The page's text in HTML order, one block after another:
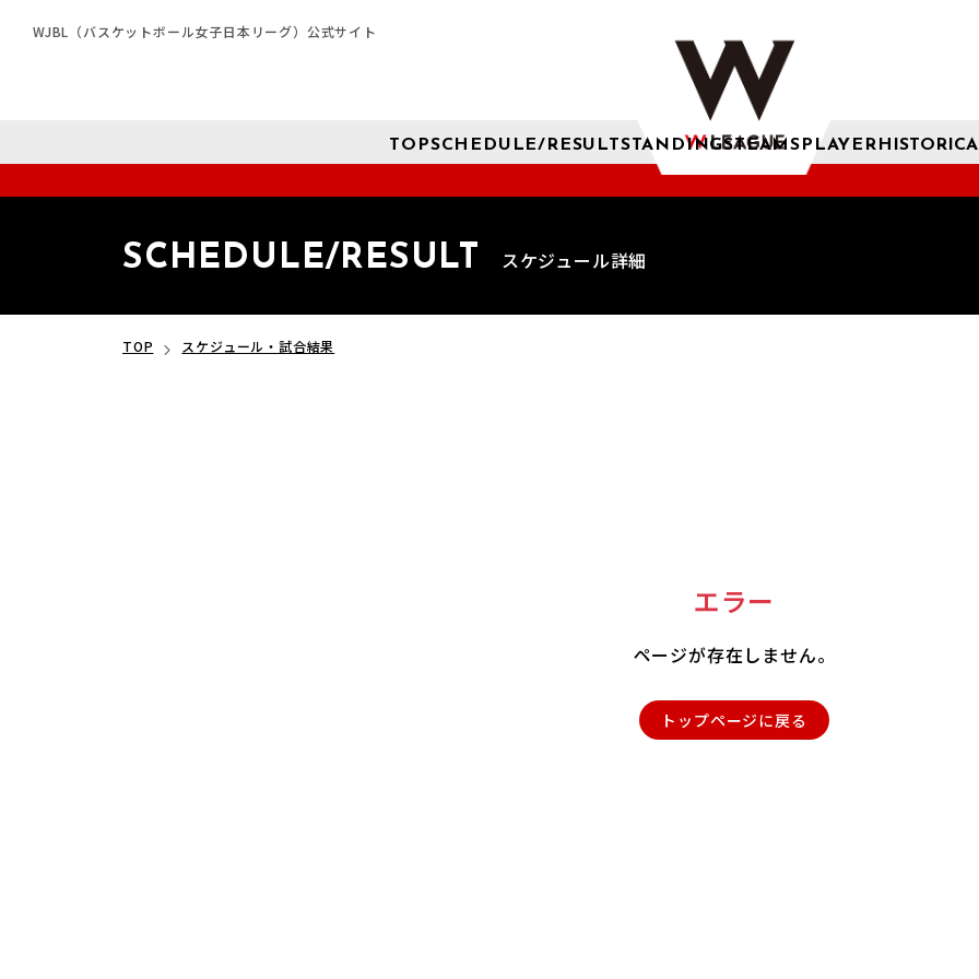
WJBL（バスケットボール女子日本リーグ）公式サイト
TOPSCHEDULE/RESULTSTANDINGSTEAMSPLAYER
SCHEDULE/RESULT スケジュール詳細
TOP スケジュール・試合結果
エラー
ページが存在しません。
トップページに戻る